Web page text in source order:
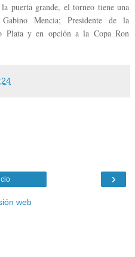
puerta grande, el torneo tiene una
Mencia; Presidente de la
Plata y en opción a la Copa Ron
›
web